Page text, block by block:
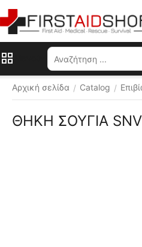
Αρχική σελίδα / Catalog /
ΘΗΚΗ ΣΟΥΓΙΑ